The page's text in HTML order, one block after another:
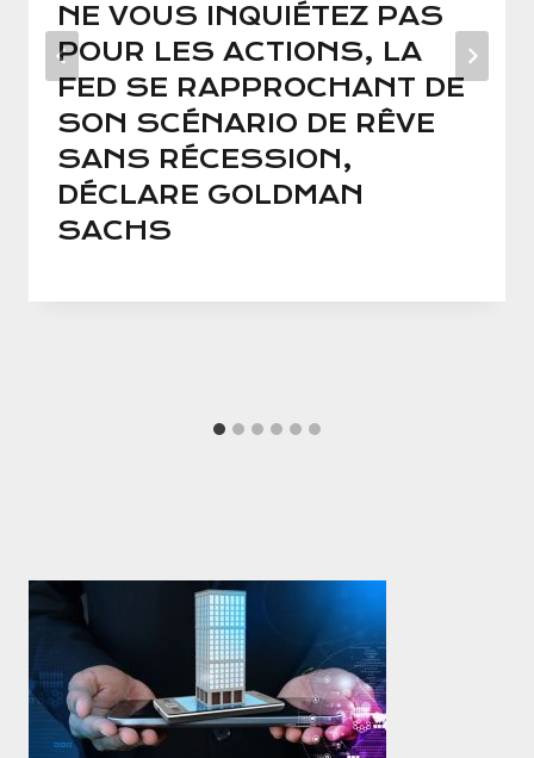
NE VOUS INQUIÉTEZ PAS
POUR LES ACTIONS, LA
FED SE RAPPROCHANT DE
SON SCÉNARIO DE RÊVE
SANS RÉCESSION,
DÉCLARE GOLDMAN
SACHS